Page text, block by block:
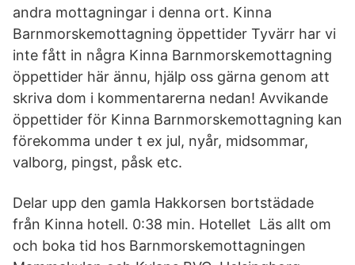
andra mottagningar i denna ort. Kinna
Barnmorskemottagning öppettider Tyvärr har vi
inte fått in några Kinna Barnmorskemottagning
öppettider här ännu, hjälp oss gärna genom att
skriva dom i kommentarerna nedan! Avvikande
öppettider för Kinna Barnmorskemottagning kan
förekomma under t ex jul, nyår, midsommar,
valborg, pingst, påsk etc.
Delar upp den gamla Hakkorsen bortstädade
från Kinna hotell. 0:38 min. Hotellet Läs allt om
och boka tid hos Barnmorskemottagningen